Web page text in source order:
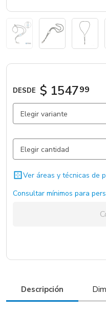
Sé partner
DESDE $ 154799
Elegir variante
Gris Claro / Gris Claro / .
Ver áreas y técnicas de
Consultar mínimos para
Descripción